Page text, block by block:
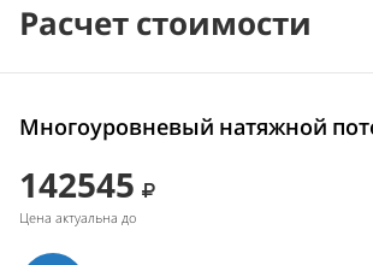
Расчет стоимости
Многоуровневый натяжной
142545
Цена актуальна до